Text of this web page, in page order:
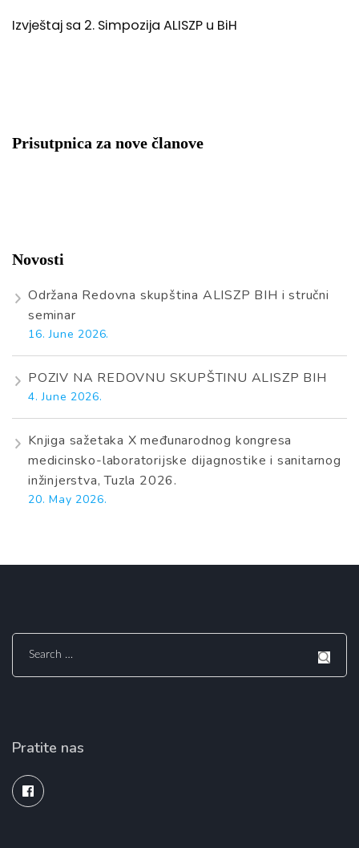
Izvještaj sa 2. Simpozija ALISZP u BiH
Prisutpnica za nove članove
Novosti
Održana Redovna skupština ALISZP BIH i stručni
seminar
16. June 2026.
POZIV NA REDOVNU SKUPŠTINU ALISZP BIH
4. June 2026.
Knjiga sažetaka X međunarodnog kongresa
medicinsko-laboratorijske dijagnostike i sanitarnog
inžinjerstva, Tuzla 2026.
20. May 2026.
Search
for:
Pratite nas